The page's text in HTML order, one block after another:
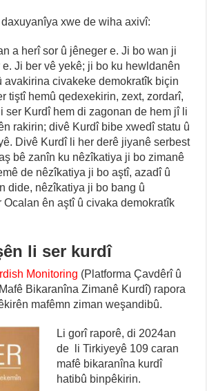
xwe de wiha axivî:
a herî sor û jêneger e. Ji bo wan ji
Ji ber vê yekê; ji bo ku hewldanên
avakirina civakeke demokratîk biçin
tiştî hemû qedexekirin, zext, zordarî,
ser Kurdî hem di zagonan de hem jî li
rakirin; divê Kurdî bibe xwedî statu û
Divê Kurdî li her derê jiyanê serbest
bê zanîn ku nêzîkatiya ji bo zimanê
de nêzîkatiya ji bo aştî, azadî û
dide, nêzîkatiya ji bo bang û
Ocalan ên aştî û civaka demokratîk
li ser kurdî
Monitoring (Platforma Çavdêrî û
Bikaranîna Zimanê Kurdî) rapora
mafêmn ziman weşandibû.
Li gorî raporê, di 2024an
de li Tirkiyeyê 109 caran
mafê bikaranîna kurdî
hatibû binpêkirin.